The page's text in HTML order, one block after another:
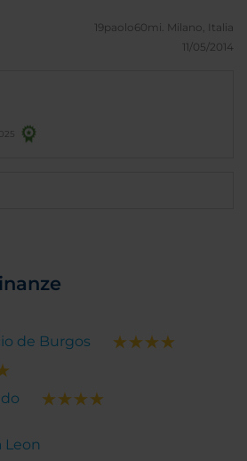
19paolo60mi. Milano, Italia
11/05/2014
de Burgos